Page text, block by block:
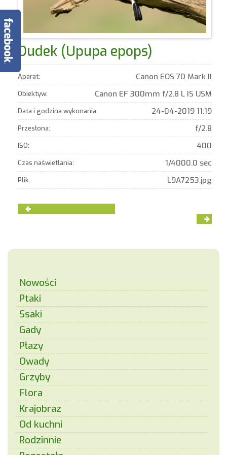
Dudek (Upupa epops)
Aparat: Canon EOS 7D Mark II
Obiektyw: Canon EF 300mm f/2.8 L IS USM
Data i godzina wykonania: 24-04-2019 11:19
Przesłona: f/2.8
ISO: 400
Czas naświetlania: 1/4000.0 sec
Plik: L9A7253.jpg
Nowości
Ptaki
Ssaki
Gady
Płazy
Owady
Grzyby
Flora
Krajobraz
Od kuchni
Rodzinnie